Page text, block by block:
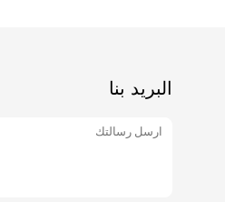
البريد بنا